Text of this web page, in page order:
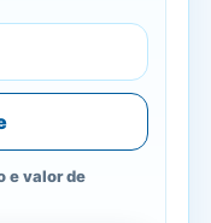
e valor de